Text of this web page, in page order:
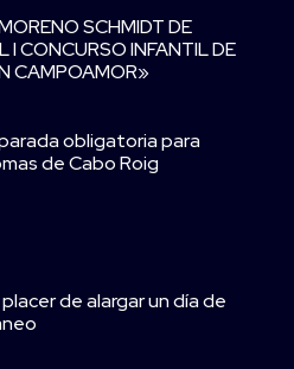
SCHMIDT DE
CONCURSO INFANTIL DE
CAMPOAMOR»
obligatoria para
de Cabo Roig
de alargar un día de